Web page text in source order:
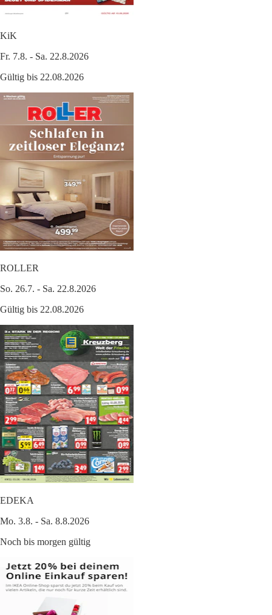
KiK
Fr. 7.8. - Sa. 22.8.2026
Gültig bis 22.08.2026
ROLLER
So. 26.7. - Sa. 22.8.2026
Gültig bis 22.08.2026
EDEKA
Mo. 3.8. - Sa. 8.8.2026
Noch bis morgen gültig